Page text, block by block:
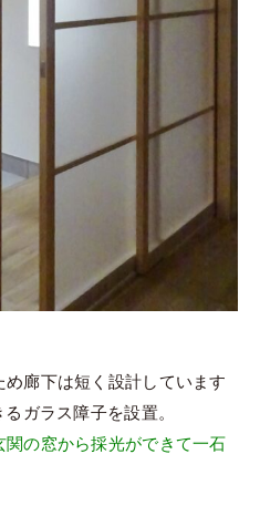
廊下は短く設計しています
ガラス障子を設置。
の窓から採光ができて一石